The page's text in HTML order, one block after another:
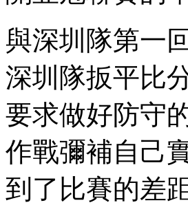
與深圳隊第一回
深圳隊扳平比分
要求做好防守的
作戰彌補自己實
到了比賽的差距